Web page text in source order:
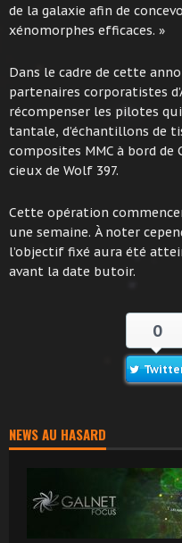
de la galaxie afin de
xénomorphes efficaces. »
Dans le cadre de cette
partenaires corporatistes
récompenser les pilotes
tantale, d’échantillons de
composites MMC à bord de
cieux de Wolf 397.
Cette opération
une semaine. À noter
l’objectif fixé aura été
avant la date butoir.
0
NEWS AU HASARD